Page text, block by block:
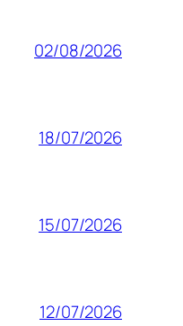
02/08/2026
18/07/2026
15/07/2026
12/07/2026